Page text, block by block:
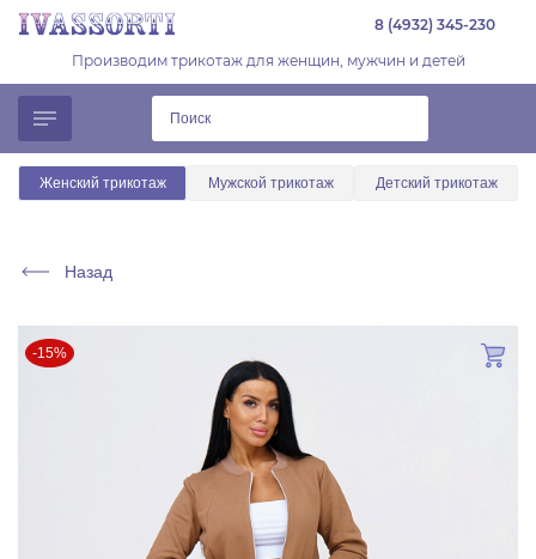
8 (4932) 345-230
Производим трикотаж для женщин, мужчин и детей
Женский трикотаж Мужской трикотаж Детский трикотаж
Назад
-15%